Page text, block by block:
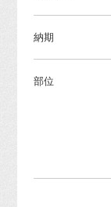
納期
部位